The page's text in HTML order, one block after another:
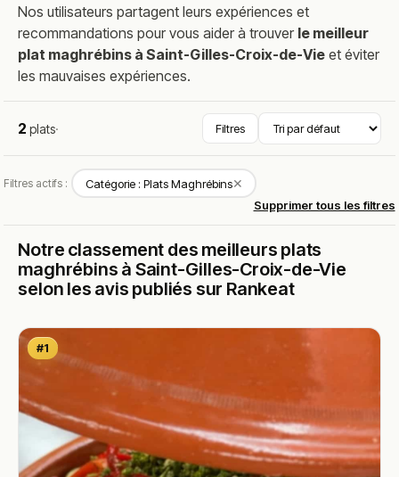
Nos utilisateurs partagent leurs expériences et
recommandations pour vous aider à trouver le meilleur
plat maghrébins à Saint-Gilles-Croix-de-Vie et éviter
les mauvaises expériences.
2 plats· Filtres
Filtres actifs : Catégorie : Plats Maghrébins✕
Supprimer tous les filtres
Notre classement des meilleurs plats
maghrébins à Saint-Gilles-Croix-de-Vie
selon les avis publiés sur Rankeat
#1